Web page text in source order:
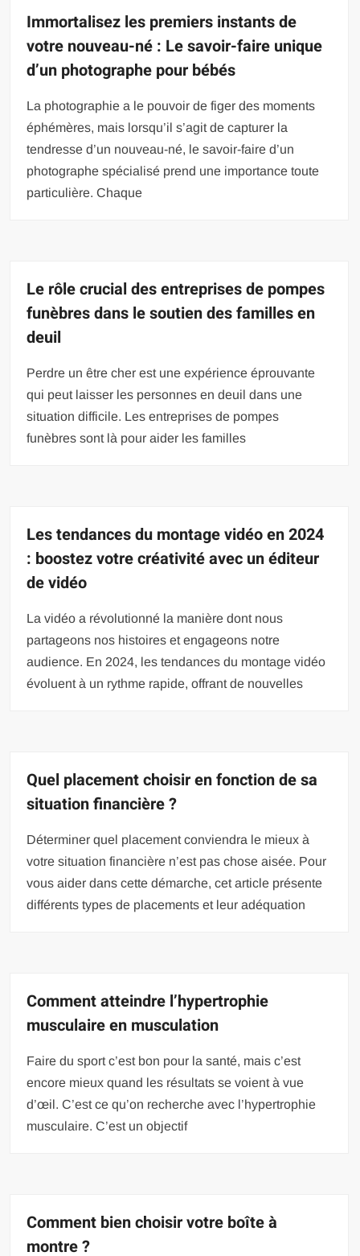
Immortalisez les premiers instants de
votre nouveau-né : Le savoir-faire unique
d’un photographe pour bébés
La photographie a le pouvoir de figer des moments
éphémères, mais lorsqu’il s’agit de capturer la
tendresse d’un nouveau-né, le savoir-faire d’un
photographe spécialisé prend une importance toute
particulière. Chaque
Le rôle crucial des entreprises de pompes
funèbres dans le soutien des familles en
deuil
Perdre un être cher est une expérience éprouvante
qui peut laisser les personnes en deuil dans une
situation difficile. Les entreprises de pompes
funèbres sont là pour aider les familles
Les tendances du montage vidéo en 2024
: boostez votre créativité avec un éditeur
de vidéo
La vidéo a révolutionné la manière dont nous
partageons nos histoires et engageons notre
audience. En 2024, les tendances du montage vidéo
évoluent à un rythme rapide, offrant de nouvelles
Quel placement choisir en fonction de sa
situation financière ?
Déterminer quel placement conviendra le mieux à
votre situation financière n’est pas chose aisée. Pour
vous aider dans cette démarche, cet article présente
différents types de placements et leur adéquation
Comment atteindre l’hypertrophie
musculaire en musculation
Faire du sport c’est bon pour la santé, mais c’est
encore mieux quand les résultats se voient à vue
d’œil. C’est ce qu’on recherche avec l’hypertrophie
musculaire. C’est un objectif
Comment bien choisir votre boîte à
montre ?